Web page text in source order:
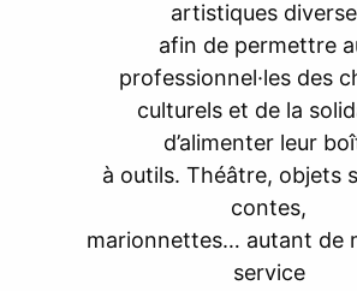
artistiques
afin de permettre
professionnel·les des
culturels et de la
d’alimenter leur
à outils. Théâtre, objets
contes,
marionnettes… autant de
service